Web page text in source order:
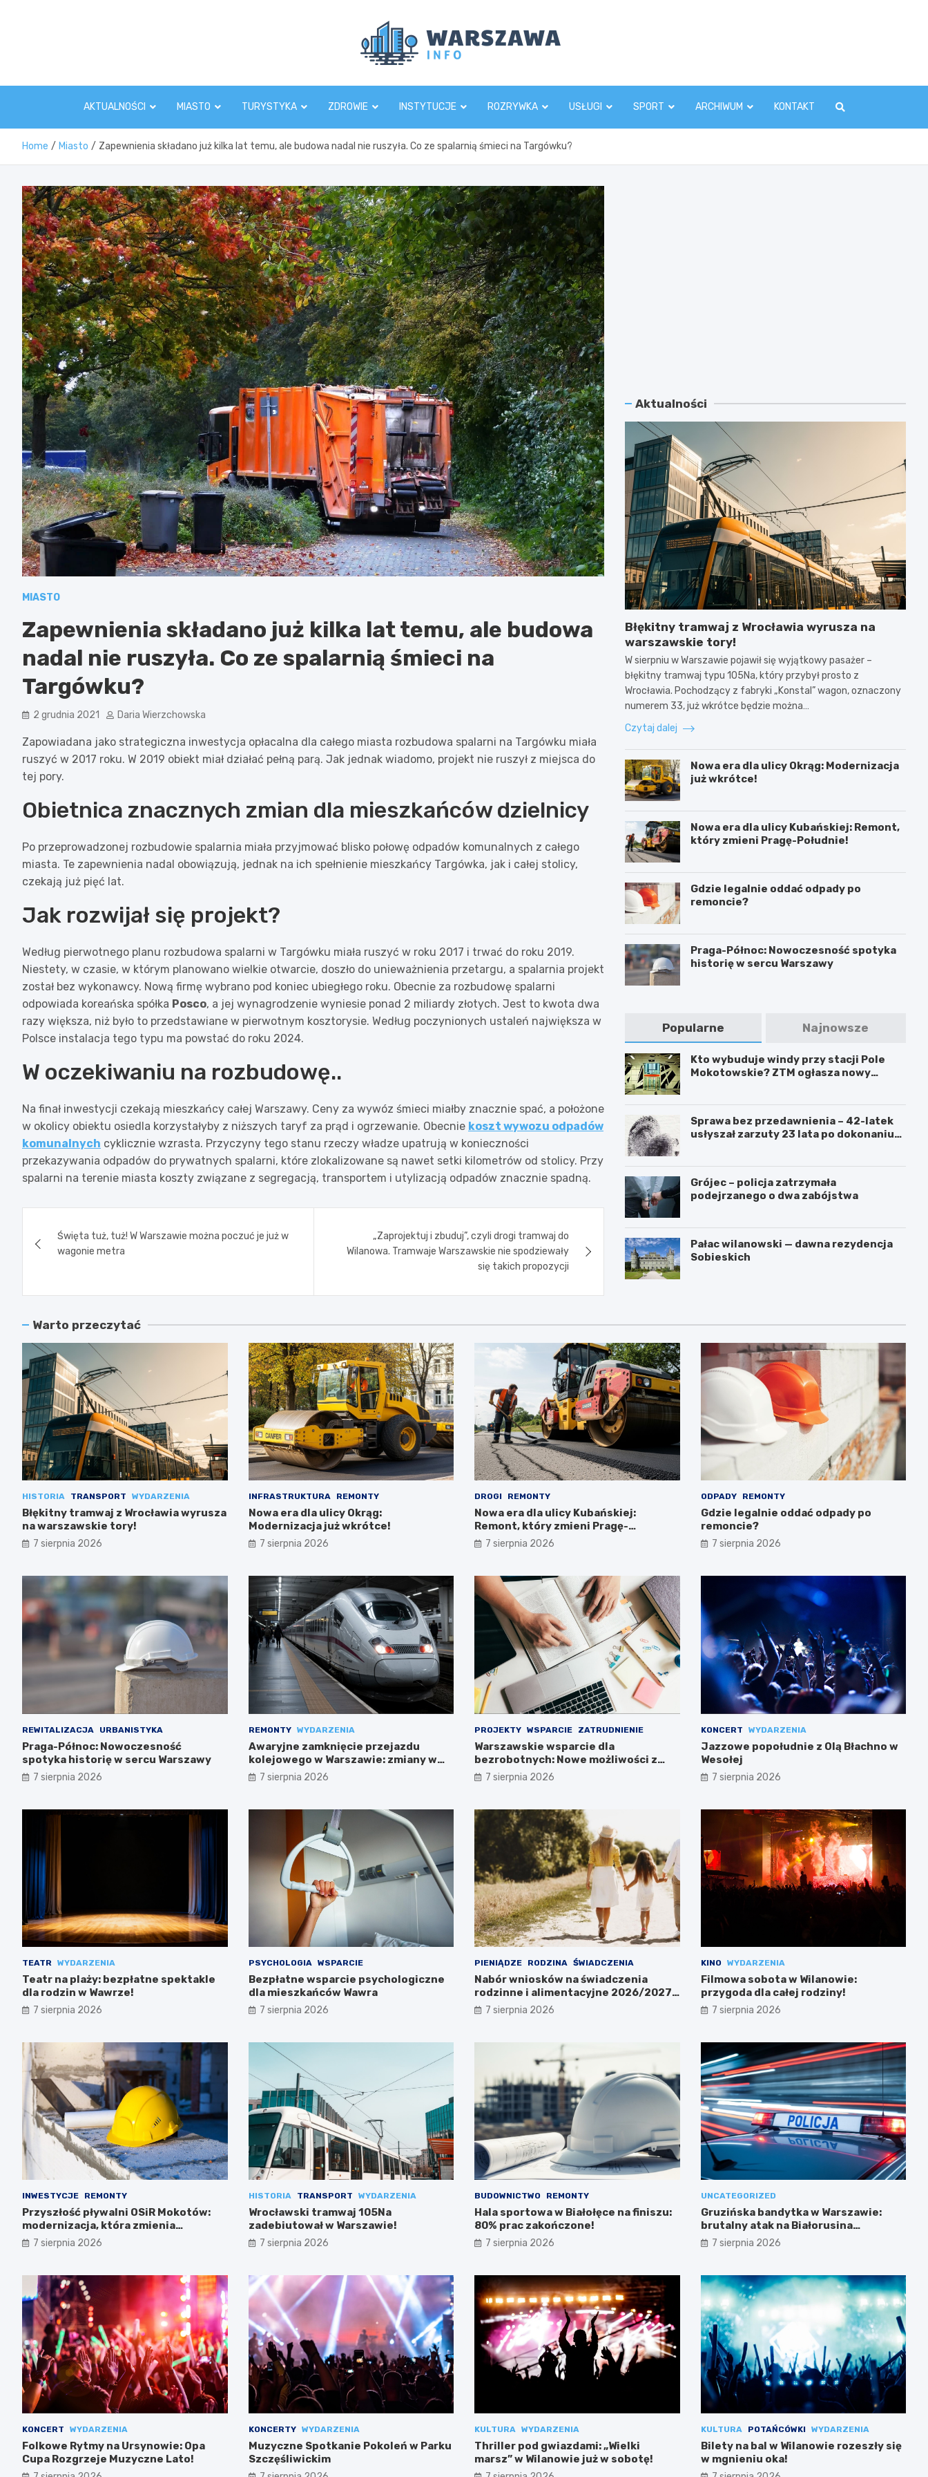
AKTUALNOŚCI MIASTO TURYSTYKA ZDROWIE INSTYTUCJE ROZRYWKA USŁUGI SPORT ARCHIWUM KONTAKT
Home Miasto Zapewnienia składano już kilka lat temu, ale budowa nadal nie ruszyła. Co ze spalarnią śmieci na Targówku?
MIASTO
Zapewnienia składano już kilka lat temu, ale budowa
nadal nie ruszyła. Co ze spalarnią śmieci na
Targówku?
2 grudnia 2021 Daria Wierzchowska
Zapowiadana jako strategiczna inwestycja opłacalna dla całego miasta rozbudowa spalarni na Targówku miała
ruszyć w 2017 roku. W 2019 obiekt miał działać pełną parą. Jak jednak wiadomo, projekt nie ruszył z miejsca do
tej pory.
Obietnica znacznych zmian dla mieszkańców dzielnicy
Po przeprowadzonej rozbudowie spalarnia miała przyjmować blisko połowę odpadów komunalnych z całego
miasta. Te zapewnienia nadal obowiązują, jednak na ich spełnienie mieszkańcy Targówka, jak i całej stolicy,
czekają już pięć lat.
Jak rozwijał się projekt?
Według pierwotnego planu rozbudowa spalarni w Targówku miała ruszyć w roku 2017 i trwać do roku 2019.
Niestety, w czasie, w którym planowano wielkie otwarcie, doszło do unieważnienia przetargu, a spalarnia projekt
został bez wykonawcy. Nową firmę wybrano pod koniec ubiegłego roku. Obecnie za rozbudowę spalarni
odpowiada koreańska spółka Posco, a jej wynagrodzenie wyniesie ponad 2 miliardy złotych. Jest to kwota dwa
razy większa, niż było to przedstawiane w pierwotnym kosztorysie. Według poczynionych ustaleń największa w
Polsce instalacja tego typu ma powstać do roku 2024.
W oczekiwaniu na rozbudowę..
Na finał inwestycji czekają mieszkańcy całej Warszawy. Ceny za wywóz śmieci miałby znacznie spać, a położone
w okolicy obiektu osiedla korzystałyby z niższych taryf za prąd i ogrzewanie. Obecnie koszt wywozu odpadów
komunalnych cyklicznie wzrasta. Przyczyny tego stanu rzeczy władze upatrują w konieczności
przekazywania odpadów do prywatnych spalarni, które zlokalizowane są nawet setki kilometrów od stolicy. Przy
spalarni na terenie miasta koszty związane z segregacją, transportem i utylizacją odpadów znacznie spadną.
wpisu
Święta tuż, tuż! W Warszawie można poczuć je już w
wagonie metra
„Zaprojektuj i zbuduj”, czyli drogi tramwaj do
Wilanowa. Tramwaje Warszawskie nie spodziewały
się takich propozycji
Aktualności
Błękitny tramwaj z Wrocławia wyrusza na
warszawskie tory!
W sierpniu w Warszawie pojawił się wyjątkowy pasażer –
błękitny tramwaj typu 105Na, który przybył prosto z
Wrocławia. Pochodzący z fabryki „Konstal” wagon, oznaczony
numerem 33, już wkrótce będzie można…
Czytaj dalej
Nowa era dla ulicy Okrąg: Modernizacja
już wkrótce!
Nowa era dla ulicy Kubańskiej: Remont,
który zmieni Pragę-Południe!
Gdzie legalnie oddać odpady po
remoncie?
Praga-Północ: Nowoczesność spotyka
historię w sercu Warszawy
Popularne Najnowsze
Kto wybuduje windy przy stacji Pole
Mokotowskie? ZTM ogłasza nowy
Sprawa bez przedawnienia – 42-latek
usłyszał zarzuty 23 lata po dokonaniu
Grójec – policja zatrzymała
podejrzanego o dwa zabójstwa
Pałac wilanowski — dawna rezydencja
Sobieskich
Warto przeczytać
HISTORIA TRANSPORT WYDARZENIA
Błękitny tramwaj z Wrocławia wyrusza
na warszawskie tory!
7 sierpnia 2026
INFRASTRUKTURA REMONTY
Nowa era dla ulicy Okrąg:
Modernizacja już wkrótce!
7 sierpnia 2026
DROGI REMONTY
Nowa era dla ulicy Kubańskiej:
Remont, który zmieni Pragę-
Południe!
7 sierpnia 2026
ODPADY REMONTY
Gdzie legalnie oddać odpady po
remoncie?
7 sierpnia 2026
REWITALIZACJA URBANISTYKA
Praga-Północ: Nowoczesność
spotyka historię w sercu Warszawy
7 sierpnia 2026
REMONTY WYDARZENIA
Awaryjne zamknięcie przejazdu
kolejowego w Warszawie: zmiany w
trasach mieszkańców
7 sierpnia 2026
PROJEKTY WSPARCIE ZATRUDNIENIE
Warszawskie wsparcie dla
bezrobotnych: Nowe możliwości z
projektem FEM III
7 sierpnia 2026
KONCERT WYDARZENIA
Jazzowe popołudnie z Olą Błachno w
Wesołej
7 sierpnia 2026
TEATR WYDARZENIA
Teatr na plaży: bezpłatne spektakle
dla rodzin w Wawrze!
7 sierpnia 2026
PSYCHOLOGIA WSPARCIE
Bezpłatne wsparcie psychologiczne
dla mieszkańców Wawra
7 sierpnia 2026
PIENIĄDZE RODZINA ŚWIADCZENIA
Nabór wniosków na świadczenia
rodzinne i alimentacyjne 2026/2027
już w lipcu!
7 sierpnia 2026
KINO WYDARZENIA
Filmowa sobota w Wilanowie:
przygoda dla całej rodziny!
7 sierpnia 2026
INWESTYCJE REMONTY
Przyszłość pływalni OSiR Mokotów:
modernizacja, która zmienia
wszystko
7 sierpnia 2026
HISTORIA TRANSPORT WYDARZENIA
Wrocławski tramwaj 105Na
zadebiutował w Warszawie!
7 sierpnia 2026
BUDOWNICTWO REMONTY
Hala sportowa w Białołęce na finiszu:
80% prac zakończone!
7 sierpnia 2026
UNCATEGORIZED
Gruzińska bandytka w Warszawie:
brutalny atak na Białorusina
zakończony aresztowaniem
7 sierpnia 2026
KONCERT WYDARZENIA
Folkowe Rytmy na Ursynowie: Opa
Cupa Rozgrzeje Muzyczne Lato!
KONCERTY WYDARZENIA
Muzyczne Spotkanie Pokoleń w Parku
Szczęśliwickim
KULTURA WYDARZENIA
Thriller pod gwiazdami: „Wielki
marsz” w Wilanowie już w sobotę!
KULTURA POTAŃCÓWKI WYDARZENIA
Bilety na bal w Wilanowie rozeszły się
w mgnieniu oka!